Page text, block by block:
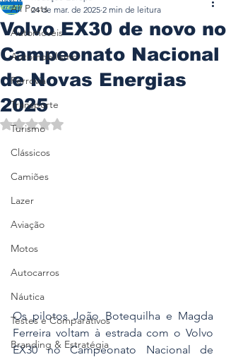
All Posts
Automóveis
Automobilismo
Ferrovia
Transporte
Turismo
Clássicos
Camiões
Lazer
Aviação
Motos
Autocarros
Náutica
Testes e Comparativos
Branding & Estratégia
Volvo EX30 de novo no
Campeonato Nacional
de Novas Energias
2025
24 de mar. de 2025 2 min de leitura
Avaliado com NaN de 5 estrelas.
Os pilotos João Botequilha e Magda
Ferreira voltam à estrada com o Volvo
EX30 no Campeonato Nacional de